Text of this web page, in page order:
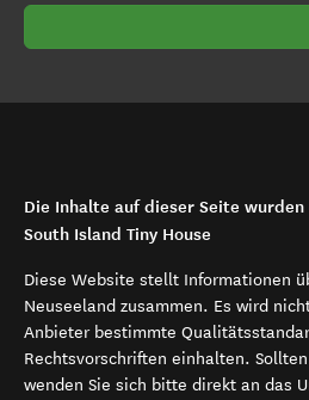
Die Inhalte auf dieser Seite wurden
South Island Tiny House
Diese Website stellt Informationen
Neuseeland zusammen. Es wird
Anbieter bestimmte
Rechtsvorschriften einhalten.
wenden Sie sich bitte direkt an das